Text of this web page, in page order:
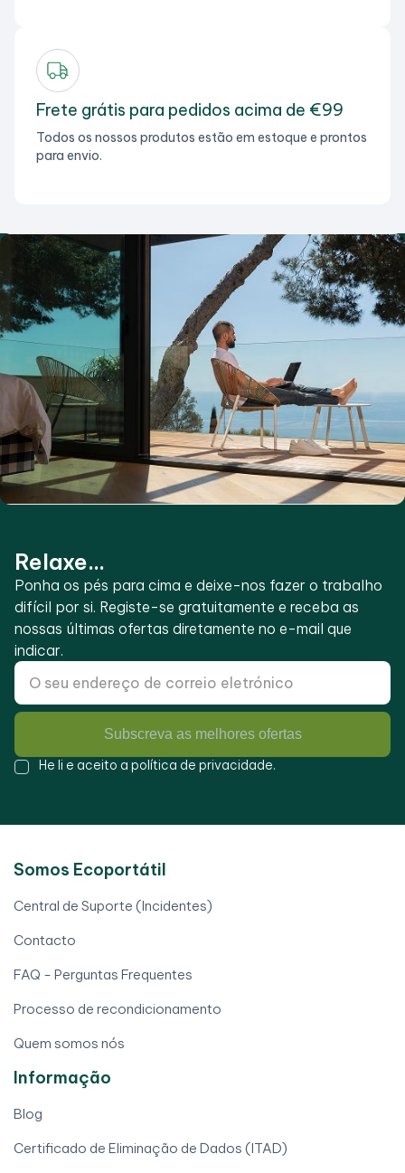
Frete grátis para pedidos acima de €99
Todos os nossos produtos estão em estoque e prontos
para envio.
Relaxe...
Ponha os pés para cima e deixe-nos fazer o trabalho
difícil por si. Registe-se gratuitamente e receba as
nossas últimas ofertas diretamente no e-mail que
indicar.
Subscreva as melhores ofertas
He li e aceito a política de privacidade.
Somos Ecoportátil
Central de Suporte (Incidentes)
Contacto
FAQ - Perguntas Frequentes
Processo de recondicionamento
Quem somos nós
Informação
Blog
Certificado de Eliminação de Dados (ITAD)